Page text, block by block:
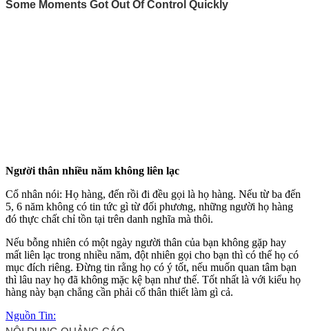
Người thân nhiều năm không liên lạc
Cổ nhân nói: Họ hàng, đến rồi đi đều gọi là họ hàng. Nếu từ ba đến
5, 6 năm không có tin tức gì từ đối phương, những người họ hàng
đó thực chất chỉ tồn tại trên danh nghĩa mà thôi.
Nếu bỗng nhiên có một ngày người thân của bạn không gặp hay
mất liên lạc trong nhiều năm, đột nhiên gọi cho bạn thì có thể họ có
mục đích riêng. Đừng tin rằng họ có ý tốt, nếu muốn quan tâm bạn
thì lâu nay họ đã khô‌ּng mặ‌ּc kệ bạn như thế. Tốt nhất là với kiểu họ
hàng này bạn chẳng cần phải cố thân thiết làm gì cả.
Nguồn Tin: